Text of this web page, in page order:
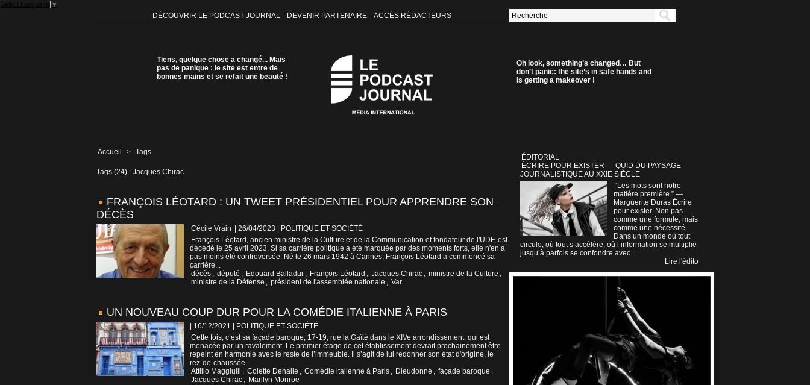
Select Language ▼
DÉCOUVRIR LE PODCAST JOURNAL DEVENIR PARTENAIRE ACCÈS RÉDACTEURS
Tiens, quelque chose a changé... Mais
pas de panique : le site est entre de
bonnes mains et se refait une beauté !
Oh look, something’s changed… But
don’t panic: the site’s in safe hands and
is getting a makeover !
Accueil > Tags
Tags (24) : Jacques Chirac
FRANÇOIS LÉOTARD : UN TWEET PRÉSIDENTIEL POUR APPRENDRE SON
DÉCÈS
Cécile Vrain | 26/04/2023
POLITIQUE ET SOCIÉTÉ
François Léotard, ancien ministre de la Culture et de la Communication et fondateur de l'UDF, est
décédé le 25 avril 2023. Si sa carrière politique a été marquée par des moments forts, elle n'en a
pas moins été controversée. Né le 26 mars 1942 à Cannes, François Léotard a commencé sa
carrière...
décès , député , Edouard Balladur , François Léotard , Jacques Chirac , ministre de la Culture ,
ministre de la Défense , président de l'assemblée nationale , Var
UN NOUVEAU COUP DUR POUR LA COMÉDIE ITALIENNE À PARIS
| 16/12/2021
POLITIQUE ET SOCIÉTÉ
Cette fois, c’est sa façade baroque, 17-19, rue la Gaîté dans le XIVe arrondissement, qui est
menacée par un ravalement. Le premier étage de cet établissement devrait prochainement être
repeint en harmonie avec le reste de l’immeuble. Il s’agit de lui redonner son état d'origine, le
rez-de-chaussée...
Attilio Maggiulli , Colette Dehalle , Comédie italienne à Paris , Dieudonné , façade baroque ,
Jacques Chirac , Marilyn Monroe
ÉDITORIAL
ÉCRIRE POUR EXISTER — QUID DU PAYSAGE
JOURNALISTIQUE AU XXIE SIÈCLE
“Les mots sont notre
matière première.” —
Marguerite Duras Écrire
pour exister. Non pas
comme une formule, mais
comme une nécessité.
Dans un monde où tout
circule, où tout s’accélère, où l’information se multiplie
jusqu’à parfois se confondre avec...
Lire l'édito